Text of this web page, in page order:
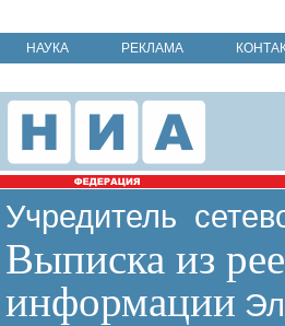
НАУКА РЕКЛАМА
Учредитель
Выписка из
информации